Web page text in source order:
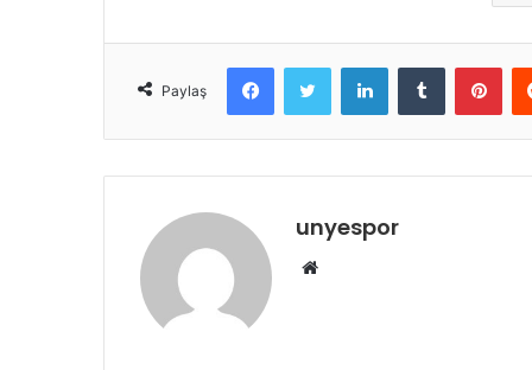
Paylaş
FacebookTwitter LinkedInTumblr
unyespor
Web